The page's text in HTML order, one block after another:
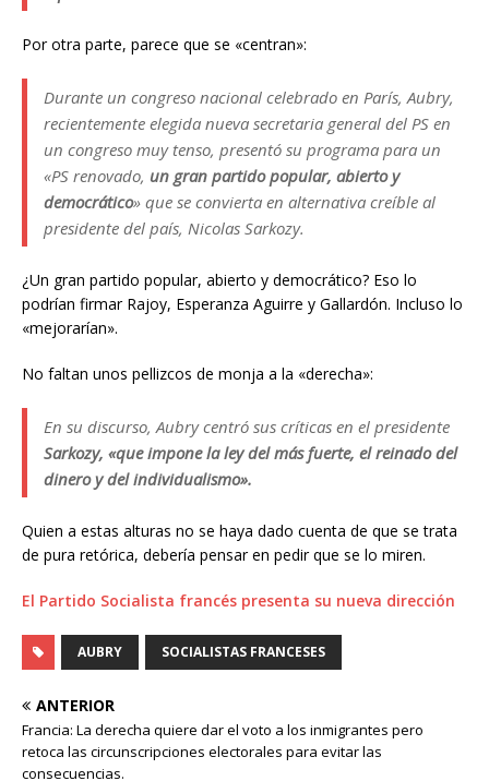
Por otra parte, parece que se «centran»:
Durante un congreso nacional celebrado en París, Aubry,
recientemente elegida nueva secretaria general del PS en
un congreso muy tenso, presentó su programa para un
«PS renovado, un gran partido popular, abierto y
democrático» que se convierta en alternativa creíble al
presidente del país, Nicolas Sarkozy.
¿Un gran partido popular, abierto y democrático? Eso lo
podrían firmar Rajoy, Esperanza Aguirre y Gallardón. Incluso lo
«mejorarían».
No faltan unos pellizcos de monja a la «derecha»:
En su discurso, Aubry centró sus críticas en el presidente
Sarkozy, «que impone la ley del más fuerte, el reinado del
dinero y del individualismo».
Quien a estas alturas no se haya dado cuenta de que se trata
de pura retórica, debería pensar en pedir que se lo miren.
El Partido Socialista francés presenta su nueva dirección
AUBRY SOCIALISTAS FRANCESES
ANTERIOR
Francia: La derecha quiere dar el voto a los inmigrantes pero
retoca las circunscripciones electorales para evitar las
consecuencias.